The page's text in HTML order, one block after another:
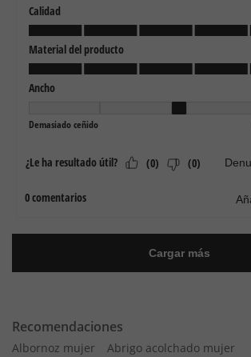
Recomendaciones
Albornoz mujer
Abrigo acolchado mujer